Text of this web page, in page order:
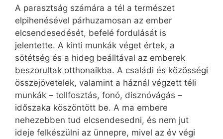
A parasztság számára a tél a természet
elpihenésével párhuzamosan az ember
elcsendesedését, befelé fordulását is
jelentette. A kinti munkák véget értek, a
sötétség és a hideg beálltával az emberek
beszorultak otthonaikba. A családi és közösségi
összejövetelek, valamint a háznál végzett téli
munkák – tollfosztás, fonó, disznóvágás –
időszaka köszöntött be. A ma embere
nehezebben tud elcsendesedni, és nem jut
ideje felkészülni az ünnepre, mivel az év végi